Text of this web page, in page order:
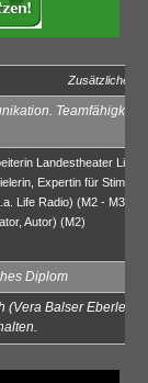
Zusätzliche
Landestheater Linz)
Expertin für
Life Radio) (M2 - M3)
Autor) (M2)
Diplom
(Vera Balser Eberle /